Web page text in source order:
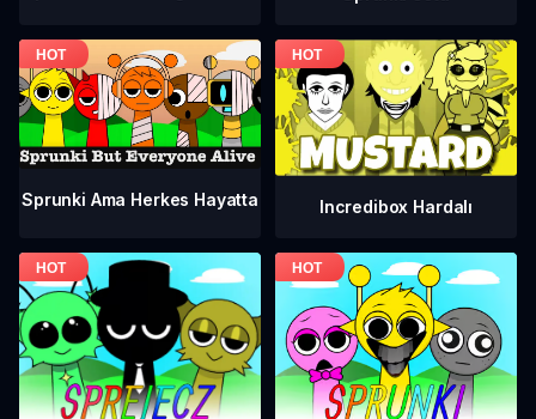
Sprunki Ama Herkes Hayatta Incredibox Hardalı